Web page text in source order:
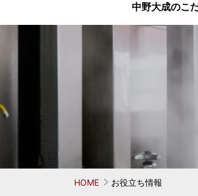
中野大成のこ
味へのこだわり
業務用中華麺シリーズ
独立開業の為の極意を
学ぶ 鳥居式らーめん塾
会社概要
百年麺
HOME お役立ち情報